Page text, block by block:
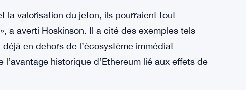
la valorisation du jeton, ils pourraient tout
a averti Hoskinson. Il a cité des exemples tels
en dehors de l’écosystème immédiat
historique d’Ethereum lié aux effets de